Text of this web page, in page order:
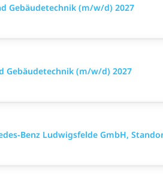
Gebäudetechnik (m/w/d) 2027
Gebäudetechnik (m/w/d) 2027
Benz Ludwigsfelde GmbH,